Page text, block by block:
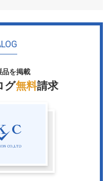
品を掲載
グ無料請求